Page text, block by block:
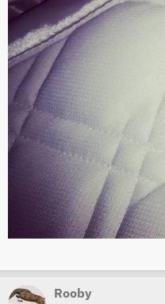
Rooby